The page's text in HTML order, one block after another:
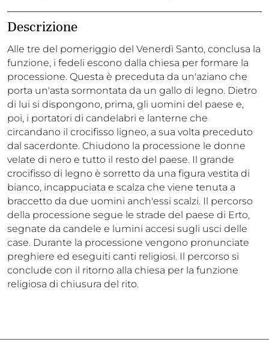
Descrizione
Alle tre del pomeriggio del Venerdì Santo, conclusa la
funzione, i fedeli escono dalla chiesa per formare la
processione. Questa è preceduta da un'aziano che
porta un'asta sormontata da un gallo di legno. Dietro
di lui si dispongono, prima, gli uomini del paese e,
poi, i portatori di candelabri e lanterne che
circandano il crocifisso ligneo, a sua volta preceduto
dal sacerdonte. Chiudono la processione le donne
velate di nero e tutto il resto del paese. Il grande
crocifisso di legno è sorretto da una figura vestita di
bianco, incappuciata e scalza che viene tenuta a
braccetto da due uomini anch'essi scalzi. Il percorso
della processione segue le strade del paese di Erto,
segnate da candele e lumini accesi sugli usci delle
case. Durante la processione vengono pronunciate
preghiere ed eseguiti canti religiosi. Il percorso si
conclude con il ritorno alla chiesa per la funzione
religiosa di chiusura del rito.